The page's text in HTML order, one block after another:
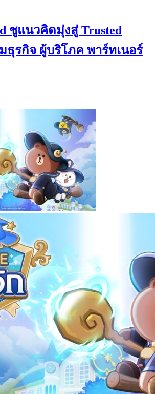
ชูแนวคิดมุ่งสู่ Trusted
ธุรกิจ ผู้บริโภค พาร์ทเนอร์